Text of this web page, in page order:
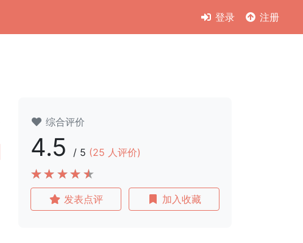
登录 注册
综合评价
4.5 / 5 (25 人评价)
发表点评 加入收藏